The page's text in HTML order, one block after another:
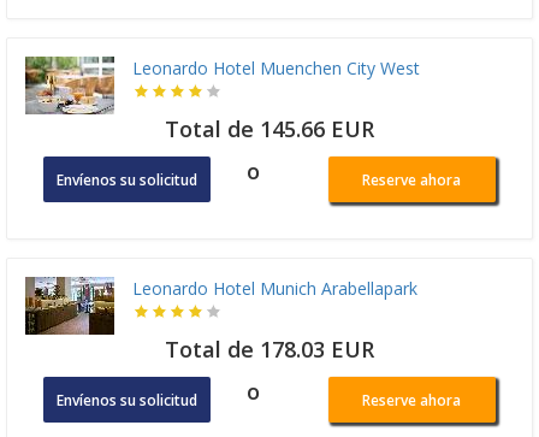
Leonardo Hotel Muenchen City West
Total de 145.66 EUR
Envíenos su solicitud o Reserve ahora
Leonardo Hotel Munich Arabellapark
Total de 178.03 EUR
Envíenos su solicitud o Reserve ahora